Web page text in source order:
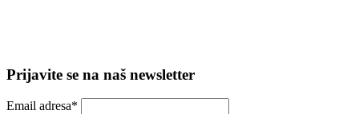
Prijavite se na naš newsletter
Email adresa*